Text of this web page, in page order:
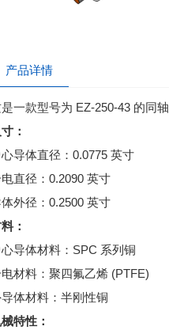
产品详情
一款型号为 EZ-250-43 的同
：
导体直径：0.0775 英寸
直径：0.2090 英寸
外径：0.2500 英寸
：
导体材料：SPC 系列铜
材料：聚四氟乙烯 (PTFE)
体材料：半刚性铜
特性：